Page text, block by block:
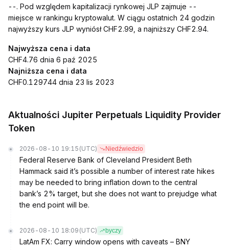
--. Pod względem kapitalizacji rynkowej JLP zajmuje --
miejsce w rankingu kryptowalut. W ciągu ostatnich 24 godzin
najwyższy kurs JLP wyniósł CHF2.99, a najniższy CHF2.94.
Najwyższa cena i data
CHF4.76 dnia 6 paź 2025
Najniższa cena i data
CHF0.129744 dnia 23 lis 2023
Aktualności Jupiter Perpetuals Liquidity Provider
Token
2026-08-10 19:15 (UTC) Niedźwiedzio
Federal Reserve Bank of Cleveland President Beth
Hammack said it’s possible a number of interest rate hikes
may be needed to bring inflation down to the central
bank’s 2% target, but she does not want to prejudge what
the end point will be.
2026-08-10 18:09 (UTC) byczy
LatAm FX: Carry window opens with caveats – BNY